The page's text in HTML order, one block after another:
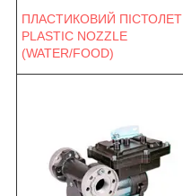
ПЛАСТИКОВИЙ ПІСТОЛЕТ
PLASTIC NOZZLE
(WATER/FOOD)